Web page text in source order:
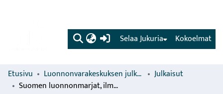
(current) Kokoelmat
Selaa Jukuria
Etusivu Luonnonvarakeskuksen julkaisut
Julkaisut
Suomen luonnonmarjat, ilmasto ja sää.